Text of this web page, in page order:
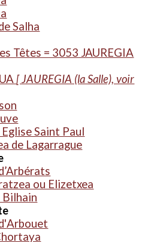
Salha
Têtes = 3053 JAUREGIA
[ JAUREGIA (la Salle), voir
Saint Paul
de Lagarrague
ou Elizetxea
Bilhain
Arbouet